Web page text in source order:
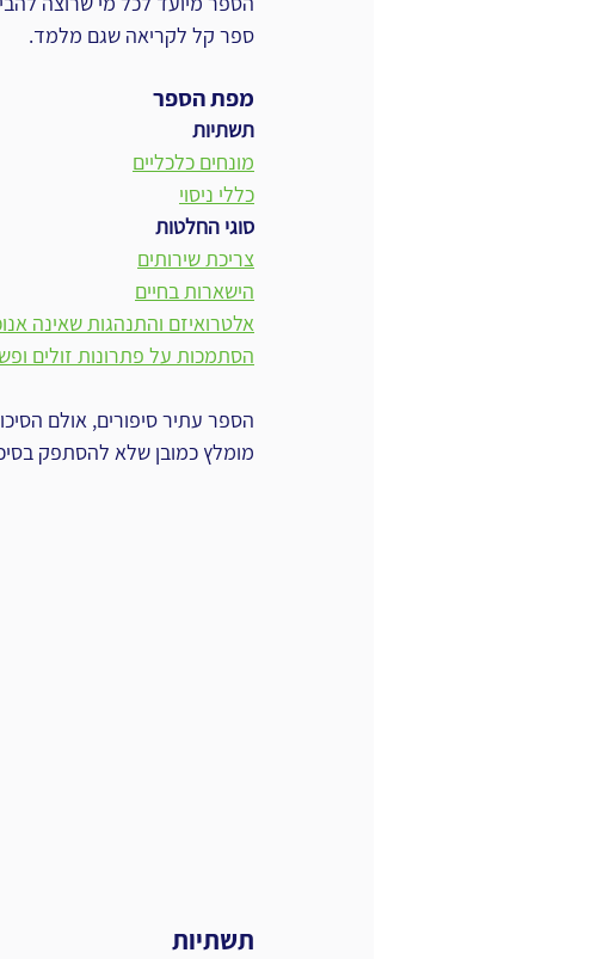
ספר קל לקריאה שגם מלמד.
מפת הספר
תשתיות
מונחים כלכליים
כללי ניסוי
סוגי החלטות
צריכת שירותים
הישארות בחיים
אלטרואיזם והתנהגות שאינה
הסתמכות על פתרונות זולים
הספר עתיר סיפורים, אולם
מומלץ כמובן שלא להסתפק
תשתיות